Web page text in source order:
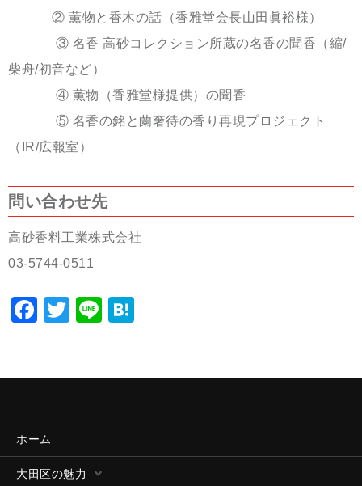
② 薫物と香木の話（香雅堂会長山田眞裕様）
③ 名香 高砂コレクション所蔵の名香の聞香（縮/
柴舟/初音など）
④ 薫物（香雅堂様提供）の聞香
⑤ 名香の銘と蘭奢待の香り再現プロジェクト
（IR/広報室）
問い合わせ先
高砂香料工業株式会社
03-5744-0511
Facebook
Twitter
Line
ホーム
大田区の魅力